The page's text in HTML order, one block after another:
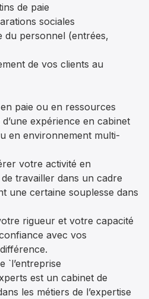
de paie
sociales
du personnel (entrées,
de vos clients au
paie ou en ressources
expérience en cabinet
en environnement multi-
votre activité en
travailler dans un cadre
une certaine souplesse dans
rigueur et votre capacité
avec vos
`l’entreprise
est un cabinet de
les métiers de l’expertise